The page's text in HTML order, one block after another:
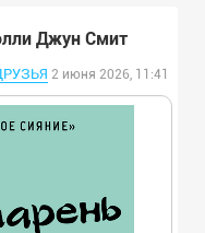
Джун Смит
2 июня 2026, 11:41